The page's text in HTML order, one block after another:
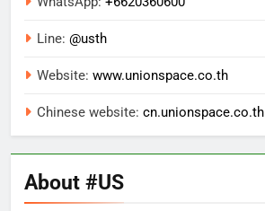
Line: @usth
Website: www.unionspace.co.th
Chinese website: cn.unionspace.co.th
About #US